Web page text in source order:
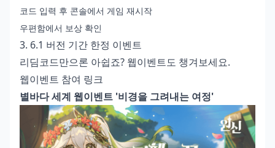
코드 입력 후 콘솔에서 게임 재시작
우편함에서 보상 확인
3. 6.1 버전 기간 한정 이벤트
리딤코드만으론 아쉽죠? 웹이벤트도 챙겨보세요.
웹이벤트 참여 링크
별바다 세계 웹이벤트 '비경을 그려내는 여정'